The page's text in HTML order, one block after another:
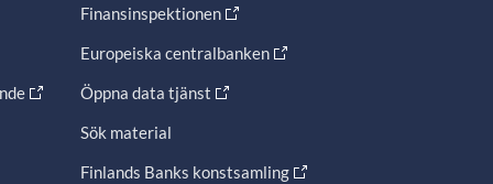
Finansinspektionen
Europeiska centralbanken
Öppna data tjänst
Sök material
Finlands Banks konstsamling